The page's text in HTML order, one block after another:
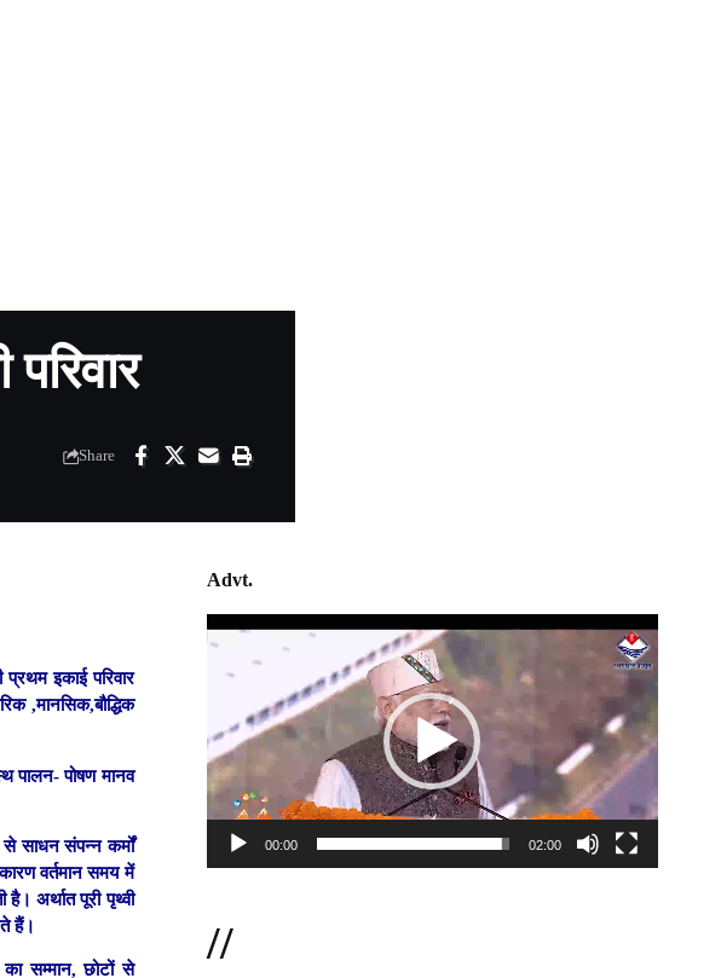
Share
इकाई परिवार
,मानसिक,बौद्धिक
पालन- पोषण मानव
साधन संपन्न कर्मों
वर्तमान समय में
अर्थात पूरी पृथ्वी
हैं।
सम्मान, छोटों से
Advt.
Video
00:00 02:00
//